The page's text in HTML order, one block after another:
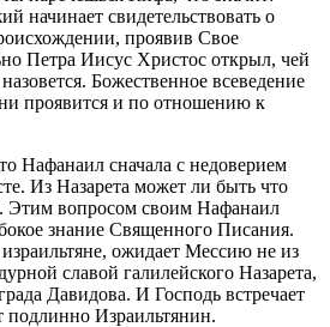
начинает свидетельствовать о
проявив Свое
Петра Иисус Христос открыл, чей
Божественное всеведение
проявится и по отношению к
Нафанаил сначала с недоверием
Из Назарета может ли быть что
Этим вопросом своим Нафанаил
знание Священного Писания.
ожидает Мессию не из
славой галилейского Назарета,
Давидова. И Господь встречает
подлинно Израильтянин.